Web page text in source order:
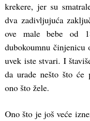
krekere, jer su
dva zadivljujuća
ove male bebe od
dubokoumnu
uvek iste stvari. I
da urade nešto što
ono što žele.
Ono što je još veće